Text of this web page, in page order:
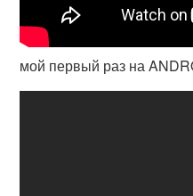
мой первый раз на